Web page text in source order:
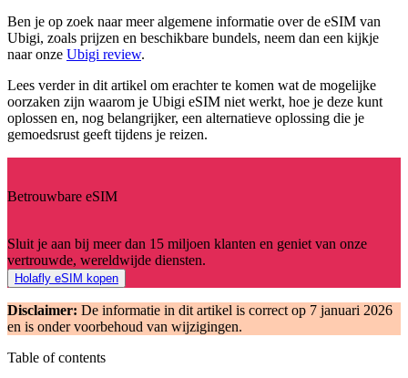
Ben je op zoek naar meer algemene informatie over de eSIM van
Ubigi, zoals prijzen en beschikbare bundels, neem dan een kijkje
naar onze Ubigi review.
Lees verder in dit artikel om erachter te komen wat de mogelijke
oorzaken zijn waarom je Ubigi eSIM niet werkt, hoe je deze kunt
oplossen en, nog belangrijker, een alternatieve oplossing die je
gemoedsrust geeft tijdens je reizen.
Betrouwbare eSIM
Sluit je aan bij meer dan 15 miljoen klanten en geniet van onze
vertrouwde, wereldwijde diensten.
Holafly eSIM kopen
Disclaimer: De informatie in dit artikel is correct op 7 januari 2026
en is onder voorbehoud van wijzigingen.
Table of contents